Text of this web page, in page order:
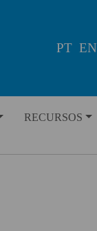
PT EN
RECURSOS